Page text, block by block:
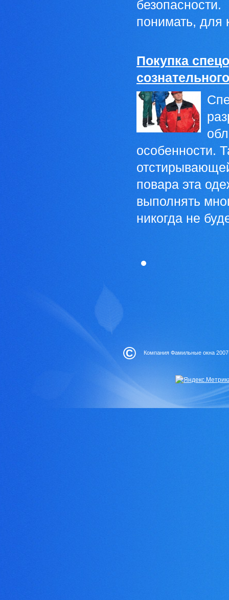
понимать, для
Покупка
особенности.
повара эта
выполнять
никогда не
© Компания Фамильные окна